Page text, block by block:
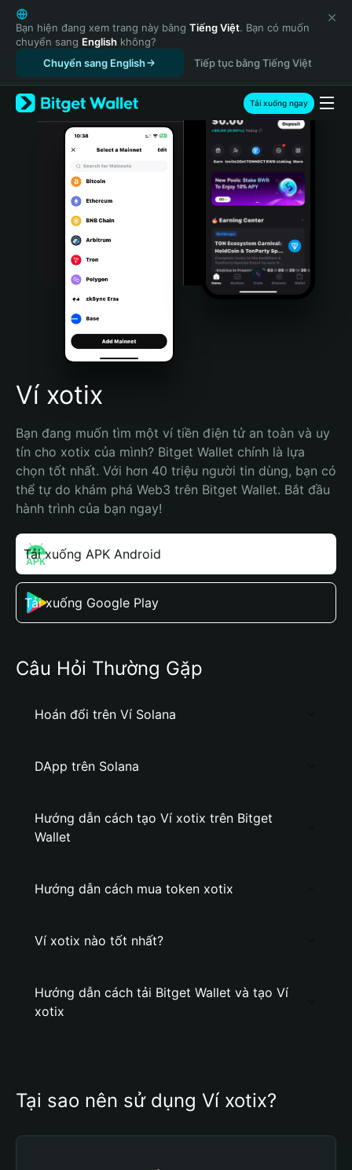
English
日本語
Tiếng Việt
Русский
Español (Latinoamérica)
Türkçe
Italiano
Português (Portugal)
Bahasa Indonesia
Português (Brasil)
Español (Argentina)
Bạn hiện đang xem trang này bằng Tiếng Việt. Bạn có muốn
chuyển sang English không?
Chuyển sang English
Tiếp tục bằng Tiếng Việt
Tải xuống ngay
Ví xotix
Bạn đang muốn tìm một ví tiền điện tử an toàn và uy
tín cho xotix của mình? Bitget Wallet chính là lựa
chọn tốt nhất. Với hơn 40 triệu người tin dùng, bạn có
thể tự do khám phá Web3 trên Bitget Wallet. Bắt đầu
hành trình của bạn ngay!
Tải xuống APK Android
Tải xuống Google Play
Câu Hỏi Thường Gặp
Hoán đổi trên Ví Solana
DApp trên Solana
Hướng dẫn cách tạo Ví xotix trên Bitget
Wallet
Hướng dẫn cách mua token xotix
Ví xotix nào tốt nhất?
Hướng dẫn cách tải Bitget Wallet và tạo Ví
xotix
Tại sao nên sử dụng Ví xotix?